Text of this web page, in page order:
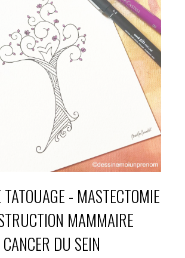
TATOUAGE - MASTECTOMIE
MAMMAIRE
DU SEIN